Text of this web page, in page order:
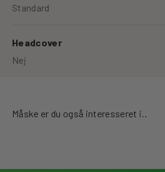
Standard
Headcover
Nej